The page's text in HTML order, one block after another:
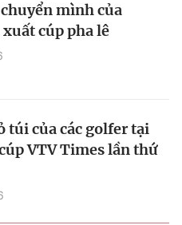
mình của
cúp pha lê
túi của các golfer tại
VTV Times lần thứ